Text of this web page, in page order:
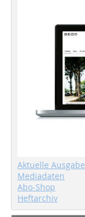
Aktuelle Ausgabe
Mediadaten
Abo-Shop
Heftarchiv